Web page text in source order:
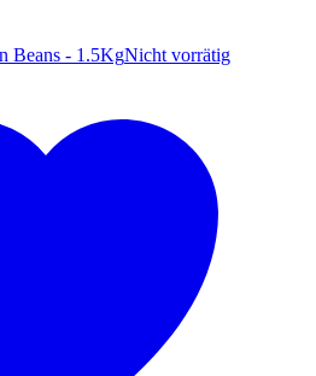
Nicht vorrätig